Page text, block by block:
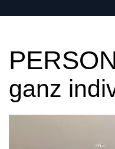
ganz